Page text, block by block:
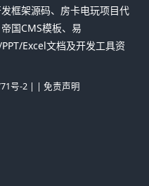
框架源码、房卡电玩项目代
国CMS模板、易
Excel文档及开发工具资
号-2| | 免责声明